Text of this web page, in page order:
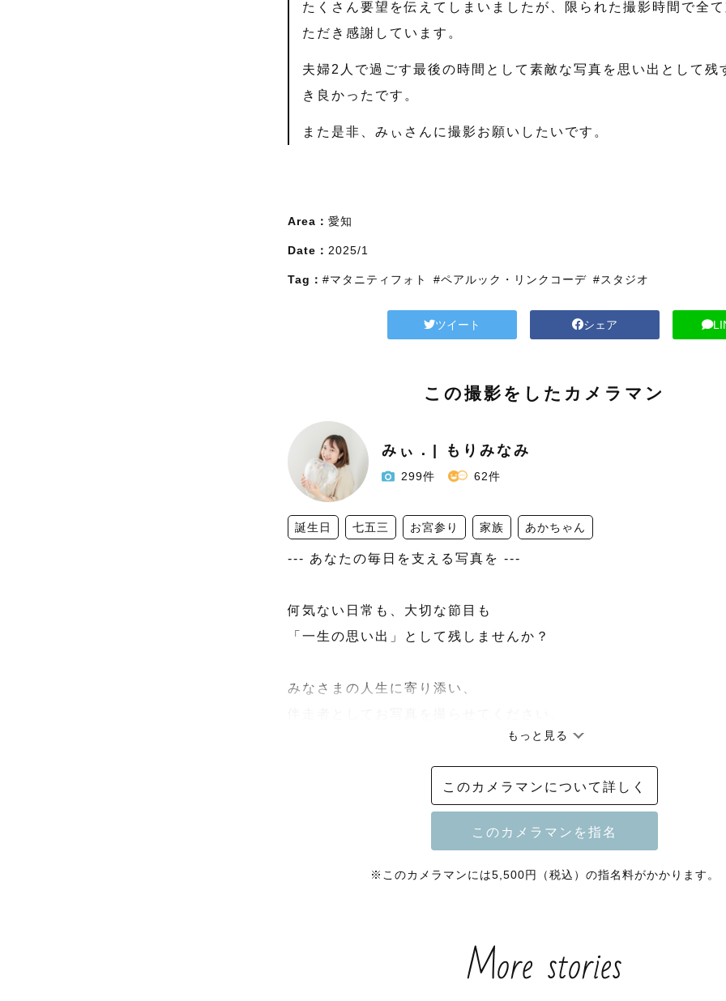
たくさん要望を伝えてしまいましたが、限られた撮影時間で全
ただき感謝しています。
夫婦2人で過ごす最後の時間として素敵な写真を思い出として残
き良かったです。
また是非、みぃさんに撮影お願いしたいです。
Area： 愛知
Date： 2025/1
Tag： #マタニティフォト #ペアルック・リンクコーデ #スタジオ
ツイート シェア
この撮影をしたカメラマン
みぃ．| もりみなみ
299件 62件
誕生日 七五三 お宮参り 家族 あかちゃん
--- あなたの毎日を支える写真を ---
何気ない日常も、大切な節目も
「一生の思い出」として残しませんか？
みなさまの人生に寄り添い、
下記期間は屋外での撮影は非推奨です。
◎ご自宅やスタジオでの撮影
もっと見る
このカメラマンについて詳しく
※このカメラマンには5,500円（税込）の指名料がかかります。
More stories